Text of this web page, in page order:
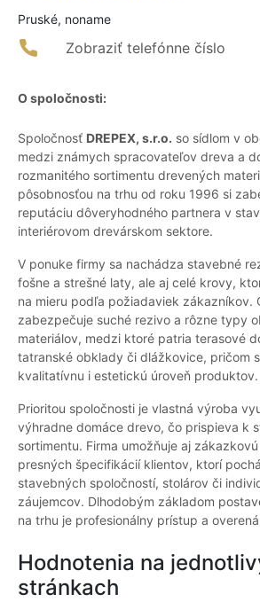
Pruské, noname
Zobraziť telefónne číslo
O spoločnosti:
Spoločnosť DREPEX, s.r.o. so sídlom v
medzi známych spracovateľov dreva a
rozmanitého sortimentu drevených
pôsobnosťou na trhu od roku 1996 si
reputáciu dôveryhodného partnera v
interiérovom drevárskom sektore.
V ponuke firmy sa nachádza stavebné
fošne a strešné laty, ale aj celé krovy,
na mieru podľa požiadaviek zákazníkov.
zabezpečuje suché rezivo a rôzne typy
materiálov, medzi ktoré patria terasové
tatranské obklady či dlážkovice, pričom
kvalitatívnu i estetickú úroveň produktov.
Prioritou spoločnosti je vlastná výroba
výhradne domáce drevo, čo prispieva k
sortimentu. Firma umožňuje aj
presných špecifikácií klientov, ktorí
stavebných spoločností, stolárov či
záujemcov. Dlhodobým základom
na trhu je profesionálny prístup a
Hodnotenia na
stránkach